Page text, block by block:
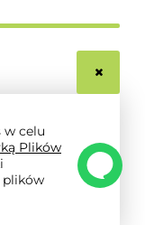
w celu
Plików
plików
zastrzeżone.
Sklep